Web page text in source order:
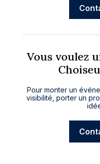
Vous voulez
Pour monter un
visibilité, porter un